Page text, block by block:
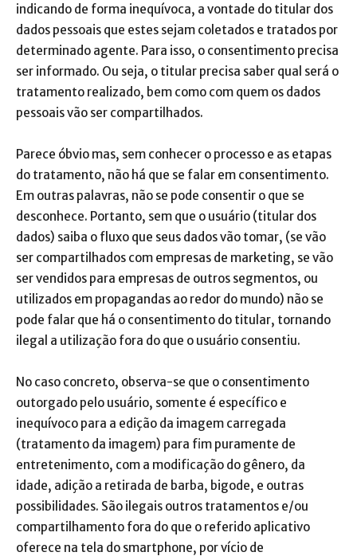
indicando de forma inequívoca, a vontade do titular dos
dados pessoais que estes sejam coletados e tratados por
determinado agente. Para isso, o consentimento precisa
ser informado. Ou seja, o titular precisa saber qual será o
tratamento realizado, bem como com quem os dados
pessoais vão ser compartilhados.
Parece óbvio mas, sem conhecer o processo e as etapas
do tratamento, não há que se falar em consentimento.
Em outras palavras, não se pode consentir o que se
desconhece. Portanto, sem que o usuário (titular dos
dados) saiba o fluxo que seus dados vão tomar, (se vão
ser compartilhados com empresas de marketing, se vão
ser vendidos para empresas de outros segmentos, ou
utilizados em propagandas ao redor do mundo) não se
pode falar que há o consentimento do titular, tornando
ilegal a utilização fora do que o usuário consentiu.
No caso concreto, observa-se que o consentimento
outorgado pelo usuário, somente é específico e
inequívoco para a edição da imagem carregada
(tratamento da imagem) para fim puramente de
entretenimento, com a modificação do gênero, da
idade, adição a retirada de barba, bigode, e outras
possibilidades. São ilegais outros tratamentos e/ou
compartilhamento fora do que o referido aplicativo
oferece na tela do smartphone, por vício de